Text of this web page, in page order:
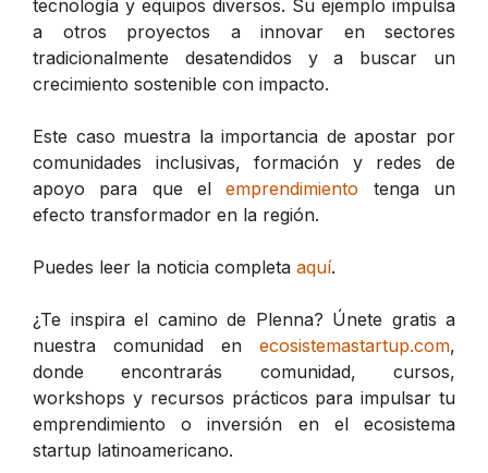
tecnología y equipos diversos. Su ejemplo impulsa
a otros proyectos a innovar en sectores
tradicionalmente desatendidos y a buscar un
crecimiento sostenible con impacto.
Este caso muestra la importancia de apostar por
comunidades inclusivas, formación y redes de
apoyo para que elemprendimiento tenga un
efecto transformador en la región.
Puedes leer la noticia completa aquí.
¿Te inspira el camino de Plenna? Únete gratis a
nuestra comunidad en ecosistemastartup.com,
donde encontrarás comunidad, cursos,
workshops y recursos prácticos para impulsar tu
emprendimiento o inversión en el ecosistema
startup latinoamericano.